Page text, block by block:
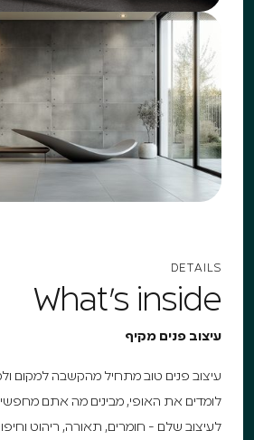
DETAILS
What's inside
עיצוב פנים מקיף
עיצוב פנים טוב מתחיל מהקשבה למקום
לומדים את האופי, מבינים מה אתם
לעיצוב שלם - חומרים, תאורה, ריהוט